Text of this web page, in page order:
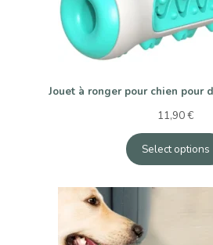
Jouet à ronger pour chien pour
11,90€
Select options